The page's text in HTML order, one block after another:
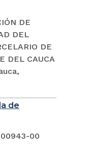
DE
DEL
DE
DEL CAUCA
de
00943-00